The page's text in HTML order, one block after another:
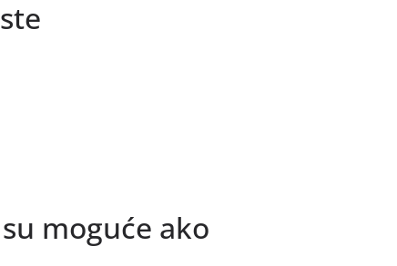
moguće ako